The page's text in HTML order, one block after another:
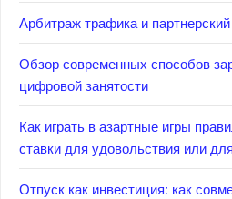
Арбитраж трафика и
Обзор современных способов
цифровой занятости
Как играть в азартные игры
ставки для удовольствия или
Отпуск как инвестиция: как